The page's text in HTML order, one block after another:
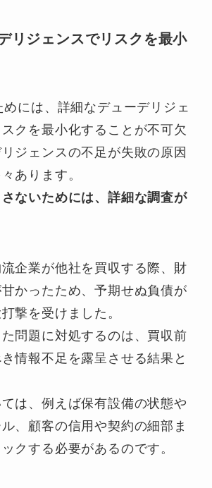
リジェンスでリスクを最小
には、詳細なデューデリジェ
クを最小化することが不可欠
ジェンスの不足が失敗の原因
あります。
ないためには、詳細な調査が
企業が他社を買収する際、財
かったため、予期せぬ負債が
撃を受けました。
問題に対処するのは、買収前
情報不足を露呈させる結果と
は、例えば保有設備の状態や
、顧客の信用や契約の細部ま
クする必要があるのです。